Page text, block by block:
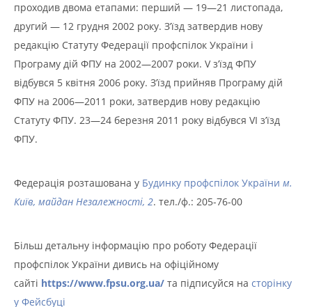
проходив двома етапами: перший — 19—21 листопада,
другий — 12 грудня 2002 року. З’їзд затвердив нову
редакцію Статуту Федерації профспілок України і
Програму дій ФПУ на 2002—2007 роки. V з’їзд ФПУ
відбувся 5 квітня 2006 року. З’їзд прийняв Програму дій
ФПУ на 2006—2011 роки, затвердив нову редакцію
Статуту ФПУ. 23—24 березня 2011 року відбувся VI з’їзд
ФПУ.
Федерація розташована у Будинку профспілок України м.
Київ, майдан Незалежності, 2. тел./ф.: 205-76-00
Більш детальну інформацію про роботу Федерації
профспілок України дивись на офіційному
сайті https://www.fpsu.org.ua/ та підписуйся на сторінку
у Фейсбуці